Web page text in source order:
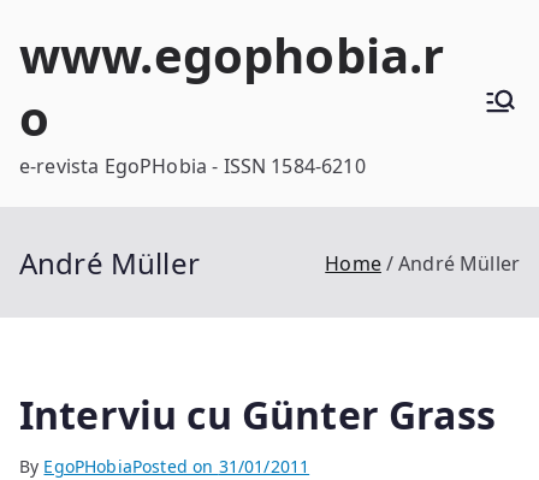
www.egophobia.r
o
e-revista EgoPHobia - ISSN 1584-6210
André Müller Home André Müller
Interviu cu Günter Grass
By EgoPHobiaPosted on 31/01/2011